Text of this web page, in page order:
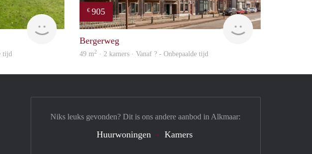
rent
tijd
€ 905
Woning
Bergerweg
49 m2 · 2 kamers · Vanaf ? - Onbepaalde tijd
Niks leuks gevonden? Dit is ons andere aanbod in Alkmaar:
Huurwoningen Kamers